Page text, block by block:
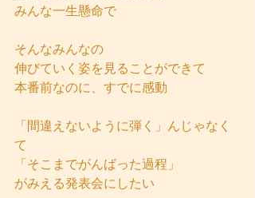
みんな一生懸命で
そんなみんなの
伸びていく姿を見ることができて
本番前なのに、すでに感動
「間違えないように弾く」んじゃなく
て
「そこまでがんばった過程」
がみえる発表会にしたい